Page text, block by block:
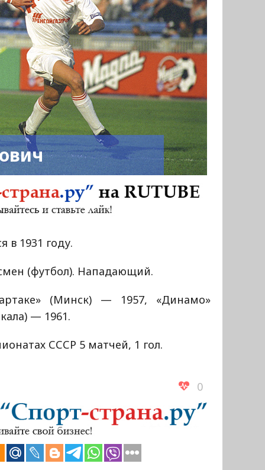
в 1931 году.
(футбол). Нападающий.
(Минск) — 1957, «Динамо»
— 1961.
СССР 5 матчей, 1 гол.
0